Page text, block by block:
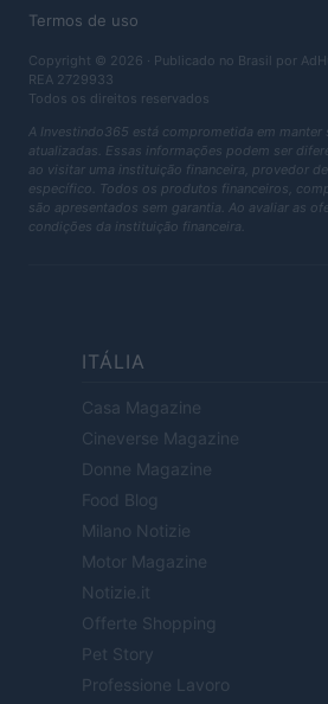
Termos de uso
Copyright © 2026 · Publicado no Brasil por
REA 2729933
Todos os direitos reservados
A Investindo365 está comprometida em manter
atualizadas. Essas informações podem ser
ao visitar uma instituição financeira, provedor
específico. Todos os produtos financeiros,
são apresentados sem garantia. Ao avaliar as
condições da instituição financeira.
ITÁLIA
Casa Magazine
Cineverse Magazine
Donne Magazine
Food Blog
Milano Notizie
Motor Magazine
Notizie.it
Offerte Shopping
Pet Story
Professione Lavoro